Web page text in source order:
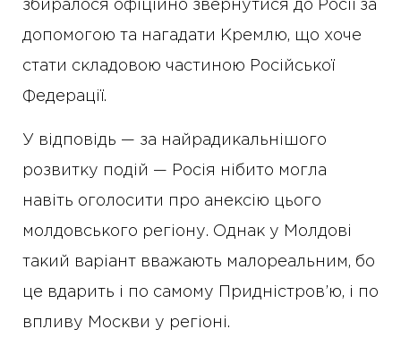
збиралося офіційно звернутися до Росії за
допомогою та нагадати Кремлю, що хоче
стати складовою частиною Російської
Федерації.
У відповідь — за найрадикальнішого
розвитку подій — Росія нібито могла
навіть оголосити про анексію цього
молдовського регіону. Однак у Молдові
такий варіант вважають малореальним, бо
це вдарить і по самому Придністров’ю, і по
впливу Москви у регіоні.